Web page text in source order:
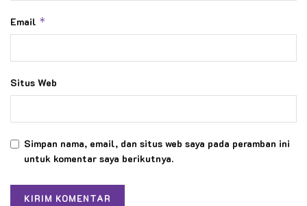
Email *
Situs Web
Simpan nama, email, dan situs web saya pada peramban ini
untuk komentar saya berikutnya.